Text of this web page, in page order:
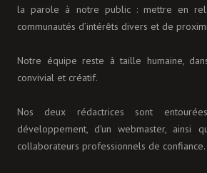
la parole à notre public : mettre en
communautés d’intérêts divers et de
Notre équipe reste à taille humaine,
convivial et créatif.
Nos deux rédactrices sont
développement, d'un webmaster, ainsi
collaborateurs professionnels de confiance.